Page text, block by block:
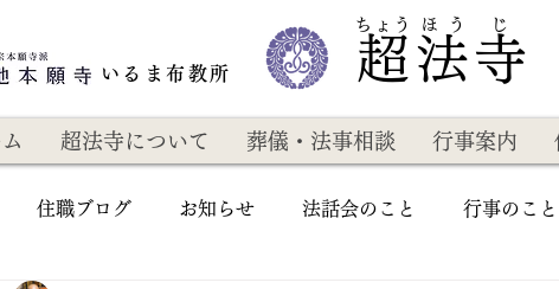
いるま布教所 超法寺
​ちょう ほ う じ
超法寺について 葬儀・法事相談 行事案内
住職ブログ お知らせ 法話会のこと 行事のこと